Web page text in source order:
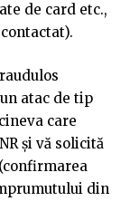
de card etc.,
atac de tip
care
și vă solicită
din